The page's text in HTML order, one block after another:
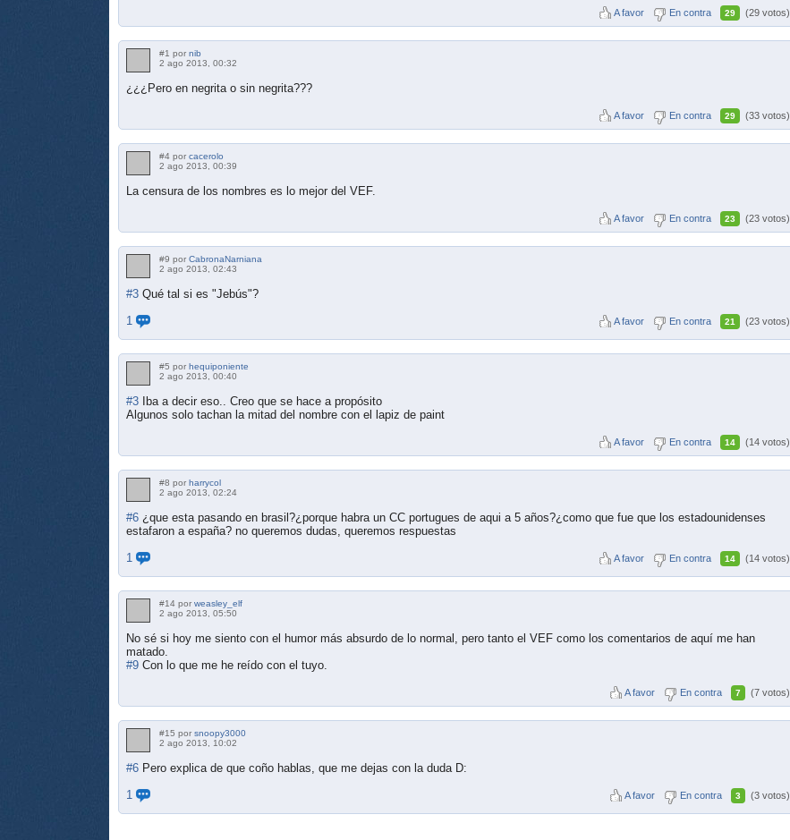
A favor En contra 29 (29 votos)
#1 por nib
2 ago 2013, 00:32
¿¿¿Pero en negrita o sin negrita???
A favor En contra 29 (33 votos)
#4 por cacerolo
2 ago 2013, 00:39
La censura de los nombres es lo mejor del VEF.
A favor En contra 23 (23 votos)
#9 por CabronaNarniana
2 ago 2013, 02:43
#3 Qué tal si es "Jebús"?
1
A favor En contra 21 (23 votos)
#5 por hequiponiente
2 ago 2013, 00:40
#3
Iba a decir eso.. Creo que se hace a propósito
Algunos solo tachan la mitad del nombre con el lapiz de paint
A favor En contra 14 (14 votos)
#8 por harrycol
2 ago 2013, 02:24
#6 ¿que esta pasando en brasil?¿porque habra un CC portugues de aqui a 5 años?¿como que fue que los estadounidenses
estafaron a españa? no queremos dudas, queremos respuestas
1
A favor En contra 14 (14 votos)
#14 por weasley_elf
2 ago 2013, 05:50
No sé si hoy me siento con el humor más absurdo de lo normal, pero tanto el VEF como los comentarios de aquí me han
matado.
#9 Con lo que me he reído con el tuyo.
A favor En contra 7 (7 votos)
#15 por snoopy3000
2 ago 2013, 10:02
#6 Pero explica de que coño hablas, que me dejas con la duda D:
1
A favor En contra 3 (3 votos)